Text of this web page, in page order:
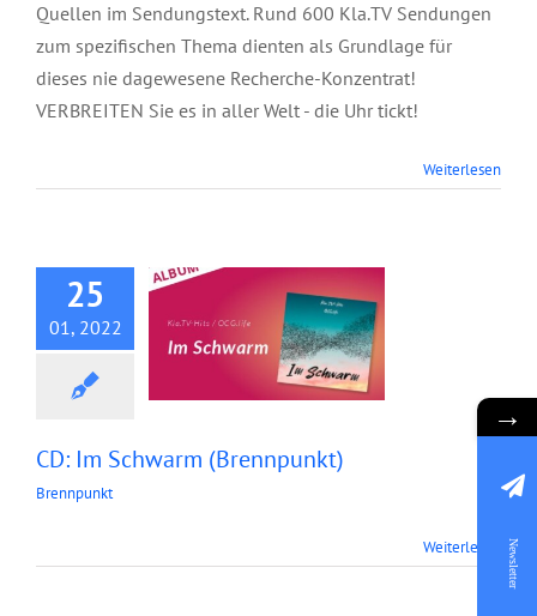
Quellen im Sendungstext. Rund 600 Kla.TV Sendungen
zum spezifischen Thema dienten als Grundlage für
dieses nie dagewesene Recherche-Konzentrat!
VERBREITEN Sie es in aller Welt - die Uhr tickt!
Weiterlesen
25
01, 2022
CD: Im Schwarm
CD: Im Schwarm (Brennpunkt)
Brennpunkt
Weiterlesen
→
Newsletter